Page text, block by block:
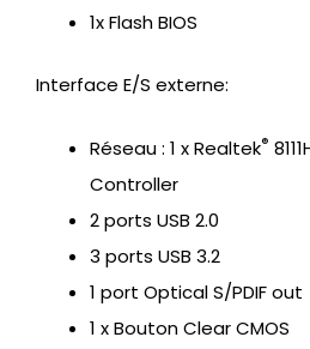
1x Flash BIOS
Interface E/S externe:
Réseau : 1 x Realtek®
Controller
2 ports USB 2.0
3 ports USB 3.2
1 port Optical S/PDIF out
1 x Bouton Clear CMOS